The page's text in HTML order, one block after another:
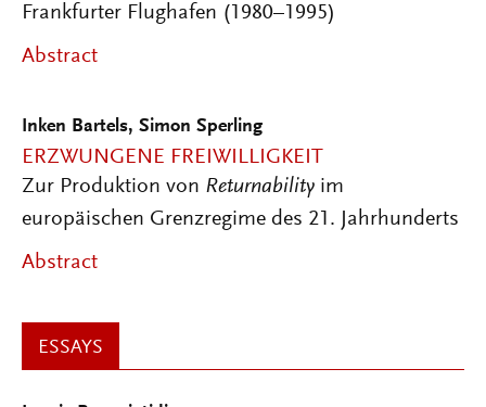
Frankfurter Flughafen (1980–1995)
Abstract
Inken Bartels, Simon Sperling
ERZWUNGENE FREIWILLIGKEIT
Zur Produktion von Returnability im
europäischen Grenzregime des 21. Jahrhunderts
Abstract
ESSAYS